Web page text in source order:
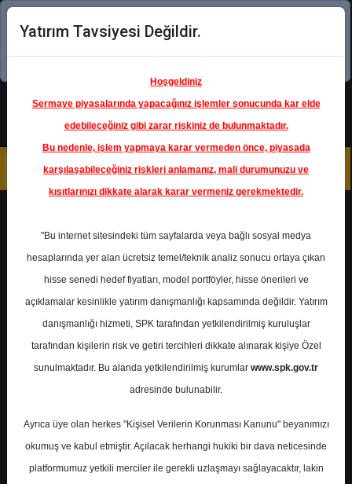
Şimdi uygulamayı indirin!
Ana Sayfa Raporlar
Deniz Yatırım
Rapor Detay
PGSUS - Trafik Sonuçları
Deniz Yatırım 16 Ocak 2026
Yatırım Tavsiyesi Değildir.
Hoşgeldiniz
Sermaye piyasalarında yapacağınız işlemler sonucunda kar elde
edebileceğiniz gibi zarar riskiniz de bulunmaktadır.
Bu nedenle, işlem yapmaya karar vermeden önce, piyasada
karşılaşabileceğiniz riskleri anlamanız, mali durumunuzu ve
kısıtlarınızı dikkate alarak karar vermeniz gerekmektedir.
"Bu internet sitesindeki tüm sayfalarda veya bağlı sosyal medya
hesaplarında yer alan ücretsiz temel/teknik analiz sonucu ortaya çıkan
hisse senedi hedef fiyatları, model portföyler, hisse önerileri ve
açıklamalar kesinlikle yatırım danışmanlığı kapsamında değildir. Yatırım
danışmanlığı hizmeti, SPK tarafından yetkilendirilmiş kuruluşlar
tarafından kişilerin risk ve getiri tercihleri dikkate alınarak kişiye Özel
sunulmaktadır. Bu alanda yetkilendirilmiş kurumlar www.spk.gov.tr
adresinde bulunabilir.
Ayrıca üye olan herkes "Kişisel Verilerin Korunması Kanunu" beyanımızı
okumuş ve kabul etmiştir. Açılacak herhangi hukiki bir dava neticesinde
platformumuz yetkili merciler ile gerekli uzlaşmayı sağlayacaktır, lakin